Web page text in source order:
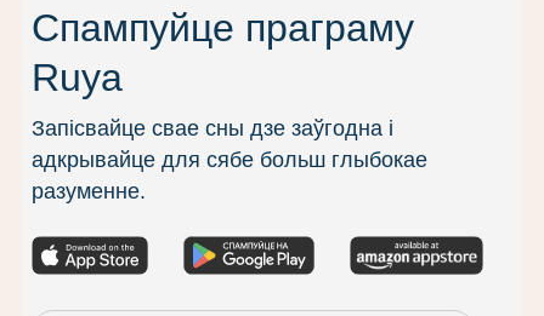
Спампуйце праграму
Ruya
Запісвайце свае сны дзе заўгодна і
адкрывайце для сябе больш глыбокае
разуменне.